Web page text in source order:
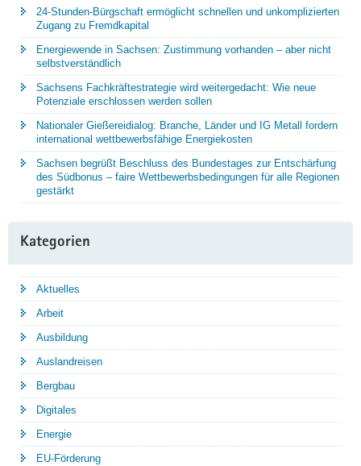
24-Stunden-Bürgschaft ermöglicht schnellen und unkomplizierten
Zugang zu Fremdkapital
Energiewende in Sachsen: Zustimmung vorhanden – aber nicht
selbstverständlich
Sachsens Fachkräftestrategie wird weitergedacht: Wie neue
Potenziale erschlossen werden sollen
Nationaler Gießereidialog: Branche, Länder und IG Metall fordern
international wettbewerbsfähige Energiekosten
Sachsen begrüßt Beschluss des Bundestages zur Entschärfung
des Südbonus – faire Wettbewerbsbedingungen für alle Regionen
gestärkt
Kategorien
Aktuelles
Arbeit
Ausbildung
Auslandreisen
Bergbau
Digitales
Energie
EU-Förderung